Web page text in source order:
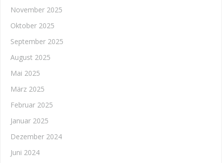
November 2025
Oktober 2025
September 2025
August 2025
Mai 2025
März 2025
Februar 2025
Januar 2025
Dezember 2024
Juni 2024